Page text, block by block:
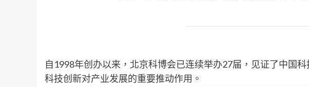
自1998年创办以来，北京科博会已连续举办27届，见证了中国
科技创新对产业发展的重要推动作用。